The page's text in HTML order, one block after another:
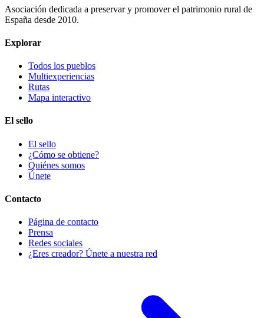
Asociación dedicada a preservar y promover el patrimonio rural de
España desde 2010.
Explorar
Todos los pueblos
Multiexperiencias
Rutas
Mapa interactivo
El sello
El sello
¿Cómo se obtiene?
Quiénes somos
Únete
Contacto
Página de contacto
Prensa
Redes sociales
¿Eres creador? Únete a nuestra red